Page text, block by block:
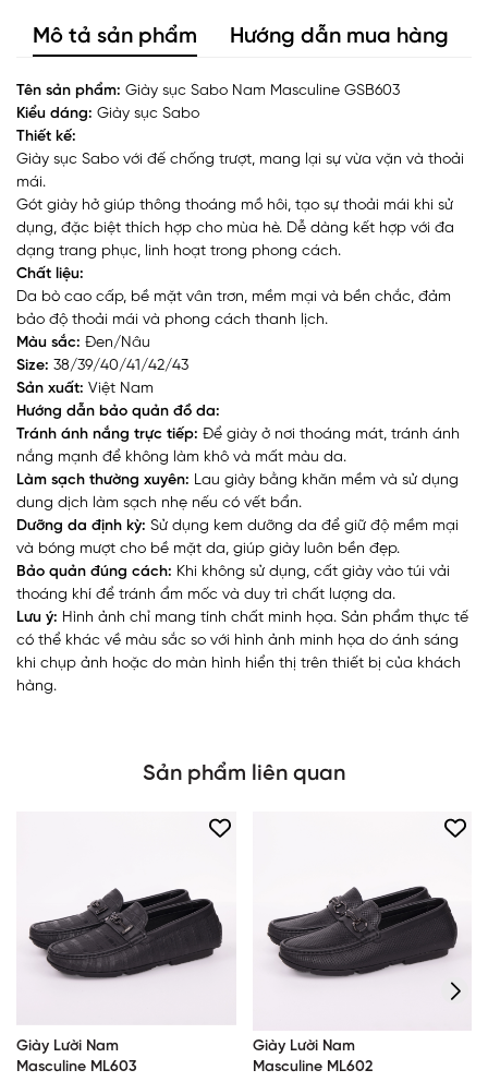
Mô tả sản phẩm Hướng dẫn mua hàng
Tên sản phẩm: Giày sục Sabo Nam Masculine GSB603
Kiểu dáng: Giày sục Sabo
Thiết kế:
Giày sục Sabo với đế chống trượt, mang lại sự vừa vặn và thoải
mái.
Gót giày hở giúp thông thoáng mồ hôi, tạo sự thoải mái khi sử
dụng, đặc biệt thích hợp cho mùa hè. Dễ dàng kết hợp với đa
dạng trang phục, linh hoạt trong phong cách.
Chất liệu:
Da bò cao cấp, bề mặt vân trơn, mềm mại và bền chắc, đảm
bảo độ thoải mái và phong cách thanh lịch.
Màu sắc: Đen/Nâu
Size: 38/39/40/41/42/43
Sản xuất: Việt Nam
Hướng dẫn bảo quản đồ da:
Tránh ánh nắng trực tiếp: Để giày ở nơi thoáng mát, tránh ánh
nắng mạnh để không làm khô và mất màu da.
Làm sạch thường xuyên: Lau giày bằng khăn mềm và sử dụng
dung dịch làm sạch nhẹ nếu có vết bẩn.
Dưỡng da định kỳ: Sử dụng kem dưỡng da để giữ độ mềm mại
và bóng mượt cho bề mặt da, giúp giày luôn bền đẹp.
Bảo quản đúng cách: Khi không sử dụng, cất giày vào túi vải
thoáng khí để tránh ẩm mốc và duy trì chất lượng da.
Lưu ý: Hình ảnh chỉ mang tính chất minh họa. Sản phẩm thực tế
có thể khác về màu sắc so với hình ảnh minh họa do ánh sáng
khi chụp ảnh hoặc do màn hình hiển thị trên thiết bị của khách
hàng.
Sản phẩm liên quan
Giày Lười Nam
Masculine ML603
Giày Lười Nam
Masculine ML602